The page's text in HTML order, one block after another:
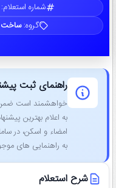
شماره استعلام:
گروه:ساخت
راهنمای ثبت
خواهشمند است ضمن
به اعلام بهترین
امضاء و اسکن، در
به راهنمایی ‌های
شرح استعلام